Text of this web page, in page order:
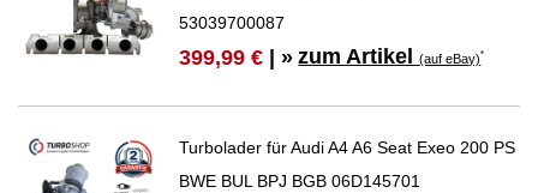
53039700087
399,99 € | » zum Artikel(auf eBay)*
Turbolader für Audi A4 A6 Seat Exeo 200 PS
BWE BUL BPJ BGB 06D145701